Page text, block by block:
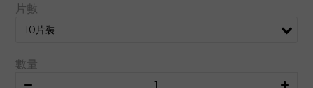
片數
數量